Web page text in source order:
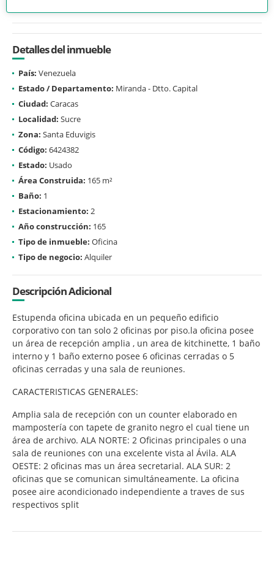
Detalles del inmueble
País: Venezuela
Estado / Departamento: Miranda - Dtto. Capital
Ciudad: Caracas
Localidad: Sucre
Zona: Santa Eduvigis
Código: 6424382
Estado: Usado
Área Construida: 165 m²
Baño: 1
Estacionamiento: 2
Año construcción: 165
Tipo de inmueble: Oficina
Tipo de negocio: Alquiler
Descripción Adicional
Estupenda oficina ubicada en un pequeño edificio
corporativo con tan solo 2 oficinas por piso.la oficina posee
un área de recepción amplia , un area de kitchinette, 1 baño
interno y 1 baño externo posee 6 oficinas cerradas o 5
oficinas cerradas y una sala de reuniones.
CARACTERISTICAS GENERALES:
Amplia sala de recepción con un counter elaborado en
mampostería con tapete de granito negro el cual tiene un
área de archivo. ALA NORTE: 2 Oficinas principales o una
sala de reuniones con una excelente vista al Ávila. ALA
OESTE: 2 oficinas mas un área secretarial. ALA SUR: 2
oficinas que se comunican simultáneamente. La oficina
posee aire acondicionado independiente a traves de sus
respectivos split